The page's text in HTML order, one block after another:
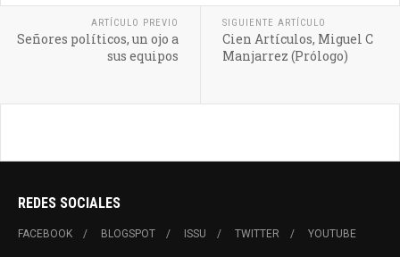
ARTÍCULO PREVIO
Señores políticos, un ojo a
sus equipos
SIGUIENTE ARTÍCULO
Cien Artículos, Miguel C
Manjarrez (Prólogo)
REDES SOCIALES
FACEBOOK BLOGSPOT ISSU TWITTER YOUTUBE